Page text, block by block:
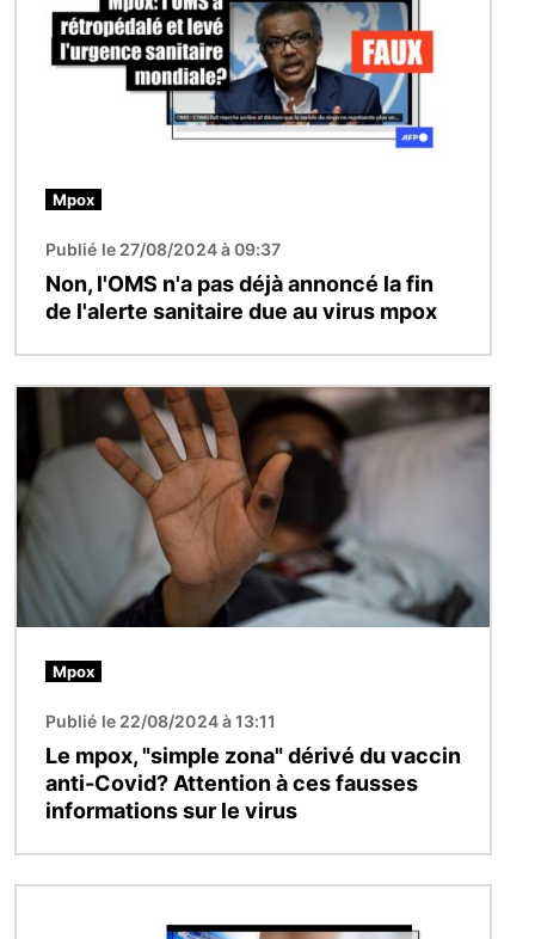
Mpox
Publié le 27/08/2024 à 09:37
Non, l'OMS n'a pas déjà annoncé la fin
de l'alerte sanitaire due au virus mpox
Image
Mpox
Publié le 22/08/2024 à 13:11
Le mpox, "simple zona" dérivé du vaccin
anti-Covid? Attention à ces fausses
informations sur le virus